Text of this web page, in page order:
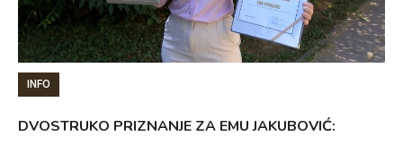
INFO
DVOSTRUKO PRIZNANJE ZA EMU JAKUBOVIĆ: